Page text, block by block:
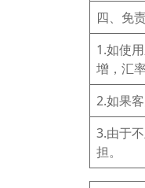
四、免
1.如使
增，汇
2.如果
3.由于
担。